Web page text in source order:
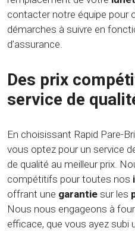
contacter notre équipe pour
démarches à suivre en
d’assurance.
Des prix
service de
En choisissant Rapid Pare-
vous optez pour un service
de qualité au meilleur prix.
compétitifs pour toutes nos
offrant une garantie sur les
Nous nous engageons à
efficace, que vous ayez subi